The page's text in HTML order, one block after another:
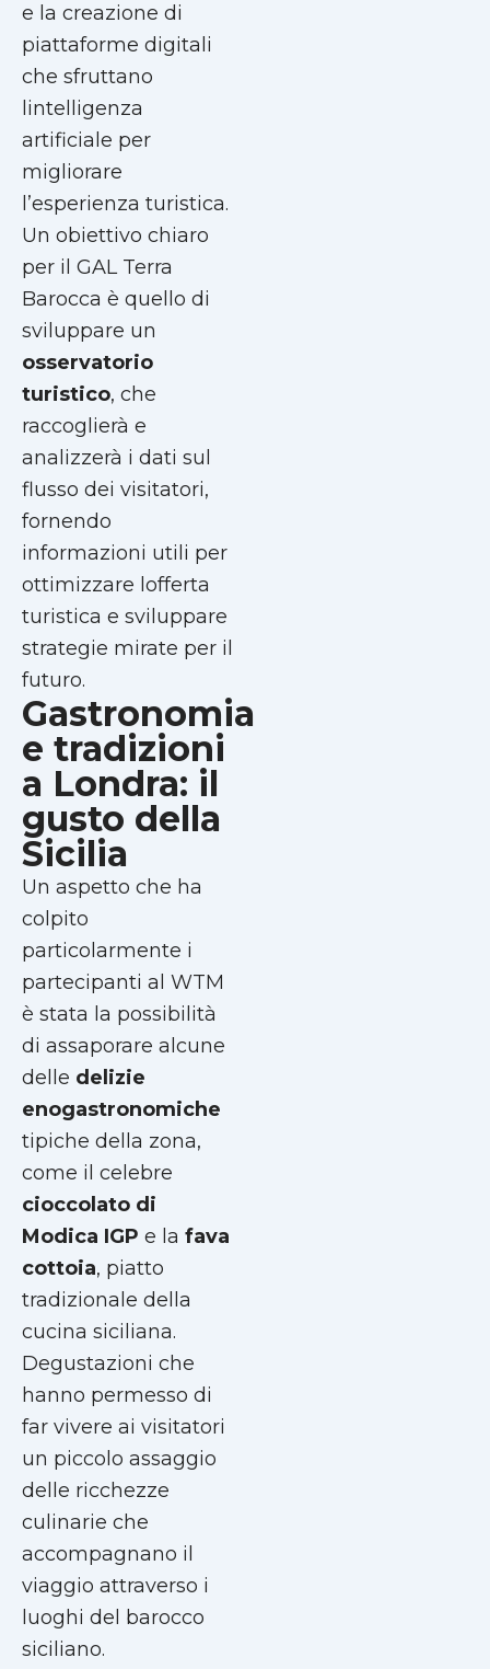
e la creazione di
piattaforme digitali
che sfruttano
lintelligenza
artificiale per
migliorare
l’esperienza turistica.
Un obiettivo chiaro
per il GAL Terra
Barocca è quello di
sviluppare un
osservatorio
turistico, che
raccoglierà e
analizzerà i dati sul
flusso dei visitatori,
fornendo
informazioni utili per
ottimizzare lofferta
turistica e sviluppare
strategie mirate per il
futuro.
Gastronomia
e tradizioni
a Londra: il
gusto della
Sicilia
Un aspetto che ha
colpito
particolarmente i
partecipanti al WTM
è stata la possibilità
di assaporare alcune
delle delizie
enogastronomiche
tipiche della zona,
come il celebre
cioccolato di
Modica IGP e la fava
cottoia, piatto
tradizionale della
cucina siciliana.
Degustazioni che
hanno permesso di
far vivere ai visitatori
un piccolo assaggio
delle ricchezze
culinarie che
accompagnano il
viaggio attraverso i
luoghi del barocco
siciliano.